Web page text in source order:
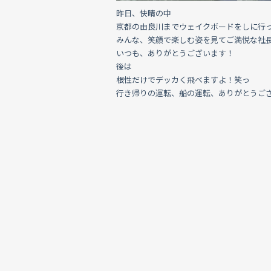
昨日、快晴の中
京都の由良川までウェイクボードをしに行
みんな、笑顔で楽しむ姿を見てご満悦な社
いつも、ありがとうございます！
後は
根性だけでデッカく飛べますよ！笑っ
行き帰りの運転、船の運転、ありがとうご